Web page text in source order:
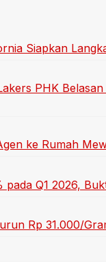
Siapkan
PHK
ke Rumah
Q1 2026,
Rp 31.000/